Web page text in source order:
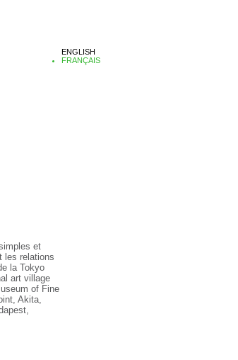
ENGLISH
FRANÇAIS
et
les relations
la Tokyo
art village
of Fine
Akita,